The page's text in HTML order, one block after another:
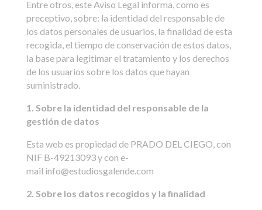
Entre otros, este Aviso Legal informa, como es
preceptivo, sobre: la identidad del responsable de
los datos personales de usuarios, la finalidad de esta
recogida, el tiempo de conservación de estos datos,
la base para legitimar el tratamiento y los derechos
de los usuarios sobre los datos que hayan
suministrado.
1. Sobre la identidad del responsable de la
gestión de datos
Esta web es propiedad de PRADO DEL CIEGO, con
NIF B-49213093 y con e-
mail info@estudiosgalende.com
2. Sobre los datos recogidos y la finalidad